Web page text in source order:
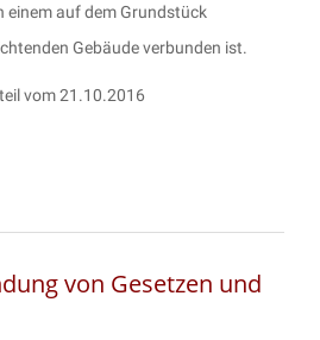
einem auf dem Grundstück
Gebäude verbunden ist.
vom 21.10.2016
von Gesetzen und